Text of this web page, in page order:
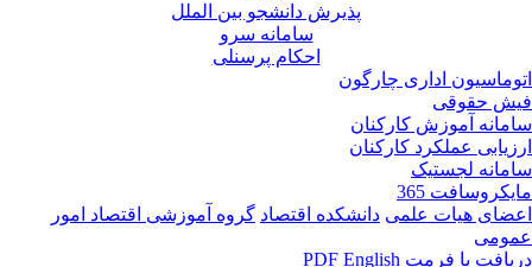
پذیرش دانشجو بین الملل
سامانه سرو
احکام پرسنلی
اتوماسیون اداری چارگون
فیش حقوقی
سامانه آموزش کارکنان
ارزیابی عملکرد کارکنان
سامانه لجستیک
مایکروسافت 365
اعضای هیات علمی دانشکده اقتصاد گروه آموزشی اقتصاد امور
عمومی
دریافت با فرمت PDF English